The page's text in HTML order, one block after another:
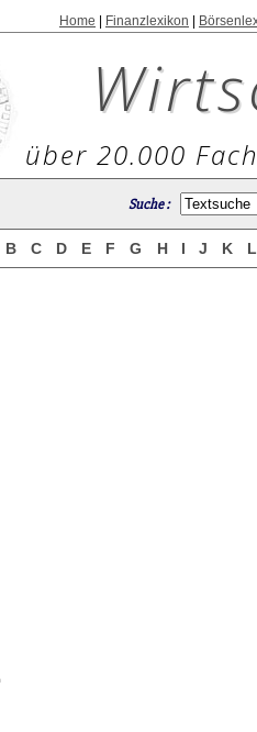
Home Finanzlexikon
über 20.000
Suche :
B C D E F G H I J K